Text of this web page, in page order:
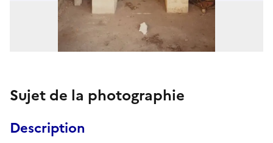
Sujet de la photographie
Description